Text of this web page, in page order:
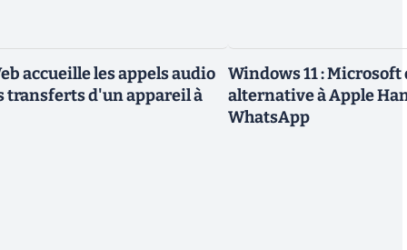
accueille les appels audio
transferts d'un appareil à
Windows 11 :
alternative à Apple
WhatsApp